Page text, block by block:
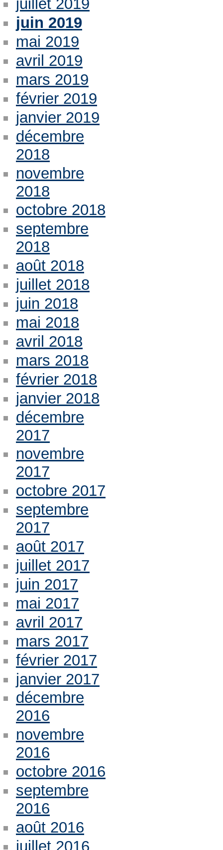
juillet 2019
juin 2019
mai 2019
avril 2019
mars 2019
février 2019
janvier 2019
décembre
2018
novembre
2018
octobre 2018
septembre
2018
août 2018
juillet 2018
juin 2018
mai 2018
avril 2018
mars 2018
février 2018
janvier 2018
décembre
2017
novembre
2017
octobre 2017
septembre
2017
août 2017
juillet 2017
juin 2017
mai 2017
avril 2017
mars 2017
février 2017
janvier 2017
décembre
2016
novembre
2016
octobre 2016
septembre
2016
août 2016
juillet 2016